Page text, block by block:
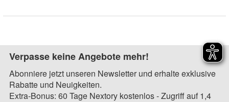
Verpasse keine Angebote mehr!
Abonniere jetzt unseren Newsletter und erhalte exklusive
Rabatte und Neuigkeiten.
Extra-Bonus: 60 Tage Nextory kostenlos - Zugriff auf 1,4